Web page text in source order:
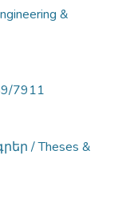
&
7911
/ Theses &